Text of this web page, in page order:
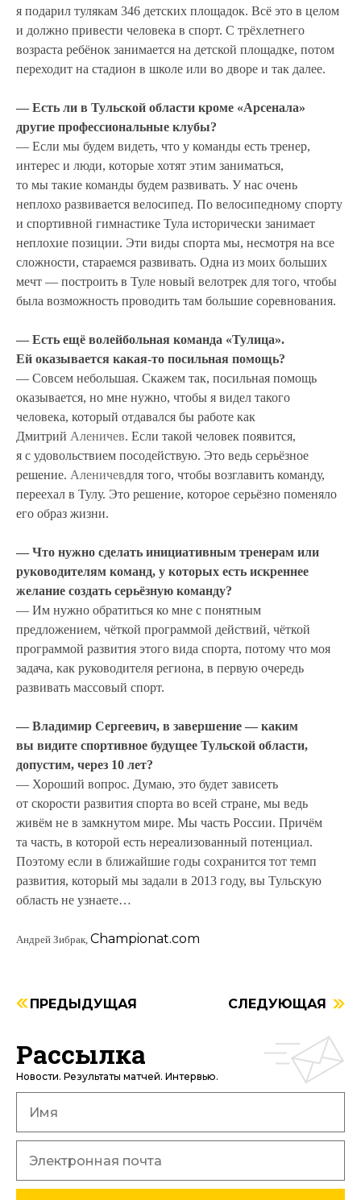
я подарил тулякам 346 детских площадок. Всё это в целом
и должно привести человека в спорт. С трёхлетнего
возраста ребёнок занимается на детской площадке, потом
переходит на стадион в школе или во дворе и так далее.
— Есть ли в Тульской области кроме «Арсенала»
другие профессиональные клубы?
— Если мы будем видеть, что у команды есть тренер,
интерес и люди, которые хотят этим заниматься,
то мы такие команды будем развивать. У нас очень
неплохо развивается велосипед. По велосипедному спорту
и спортивной гимнастике Тула исторически занимает
неплохие позиции. Эти виды спорта мы, несмотря на все
сложности, стараемся развивать. Одна из моих больших
мечт — построить в Туле новый велотрек для того, чтобы
была возможность проводить там большие соревнования.
— Есть ещё волейбольная команда «Тулица».
Ей оказывается какая-то посильная помощь?
— Совсем небольшая. Скажем так, посильная помощь
оказывается, но мне нужно, чтобы я видел такого
человека, который отдавался бы работе как
Дмитрий Аленичев. Если такой человек появится,
я с удовольствием посодействую. Это ведь серьёзное
решение. Аленичевдля того, чтобы возглавить команду,
переехал в Тулу. Это решение, которое серьёзно поменяло
его образ жизни.
— Что нужно сделать инициативным тренерам или
руководителям команд, у которых есть искреннее
желание создать серьёзную команду?
— Им нужно обратиться ко мне с понятным
предложением, чёткой программой действий, чёткой
программой развития этого вида спорта, потому что моя
задача, как руководителя региона, в первую очередь
развивать массовый спорт.
— Владимир Сергеевич, в завершение — каким
вы видите спортивное будущее Тульской области,
допустим, через 10 лет?
— Хороший вопрос. Думаю, это будет зависеть
от скорости развития спорта во всей стране, мы ведь
живём не в замкнутом мире. Мы часть России. Причём
та часть, в которой есть нереализованный потенциал.
Поэтому если в ближайшие годы сохранится тот темп
развития, который мы задали в 2013 году, вы Тульскую
область не узнаете…
Андрей Зибрак, Championat.com
ПРЕДЫДУЩАЯ СЛЕДУЮЩАЯ
Рассылка
Новости. Результаты матчей. Интервью.